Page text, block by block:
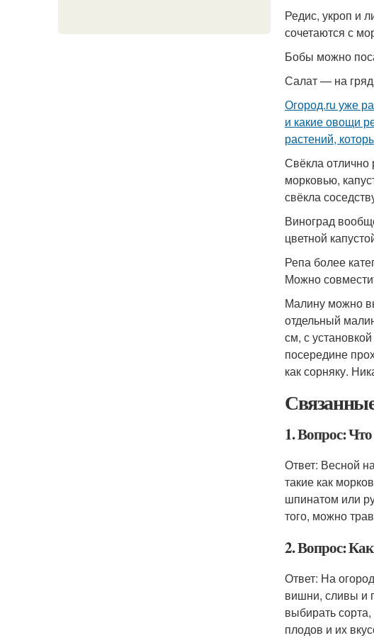
Редис, укроп и
сочетаются с
Бобы можно
Салат — на
Огород.ru уже
и какие овощи
растений,
Свёкла отлично
морковью,
свёкла
Виноград
цветной
Репа более
Можно
Малину можно
отдельный
см, с
посередине
как сорняку.
1. Вопрос:
Ответ: Весной
такие как
шпинатом или
того, можно
2. Вопрос:
Ответ: На
вишни, сливы и
выбирать
плодов и их